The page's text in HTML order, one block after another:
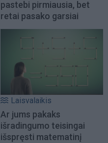
pastebi pirmiausia, bet
retai pasako garsiai
Laisvalaikis
Ar jums pakaks
išradingumo teisingai
išspręsti matematinį